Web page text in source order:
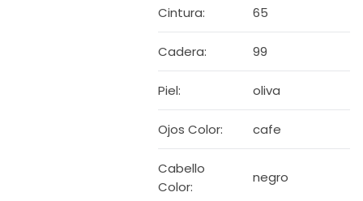
Cintura: 65
Cadera: 99
Piel: oliva
Ojos Color: cafe
Cabello
Color:
negro